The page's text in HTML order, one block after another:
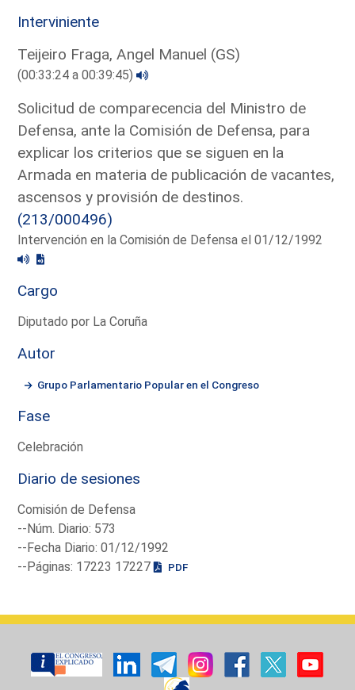
Interviniente
Teijeiro Fraga, Angel Manuel (GS)
(00:33:24 a 00:39:45)
Solicitud de comparecencia del Ministro de
Defensa, ante la Comisión de Defensa, para
explicar los criterios que se siguen en la
Armada en materia de publicación de vacantes,
ascensos y provisión de destinos.
(213/000496)
Intervención en la Comisión de Defensa el 01/12/1992
Cargo
Diputado por La Coruña
Autor
Grupo Parlamentario Popular en el Congreso
Fase
Celebración
Diario de sesiones
Comisión de Defensa
--Núm. Diario: 573
--Fecha Diario: 01/12/1992
--Páginas: 17223 17227
PDF